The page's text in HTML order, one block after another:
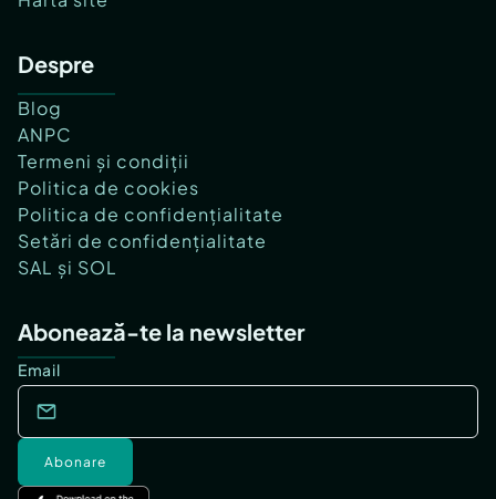
Despre
Blog
ANPC
Termeni și condiții
Politica de cookies
Politica de confidențialitate
Setări de confidențialitate
SAL și SOL
Abonează-te la newsletter
Email
Abonare